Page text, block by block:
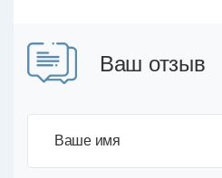
Ваш отзыв
Ваше имя